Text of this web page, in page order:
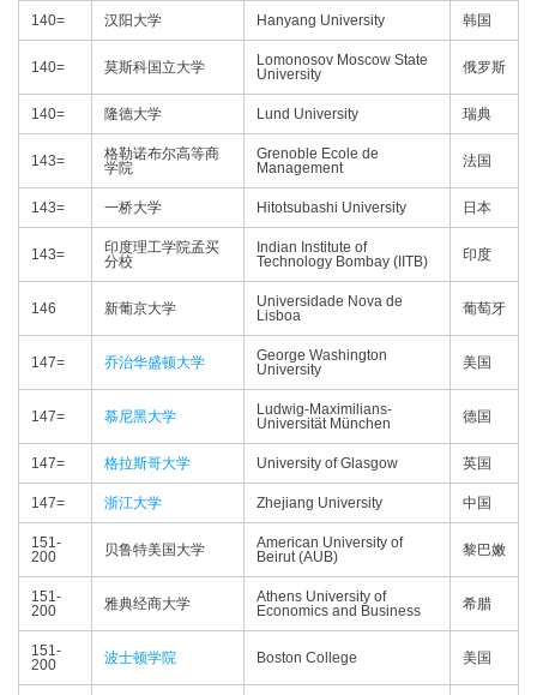
140= 汉阳大学 Hanyang University 韩国
140= 莫斯科国立大学
Lomonosov Moscow State
University
俄罗斯
140= 隆德大学 Lund University 瑞典
143=
格勒诺布尔高等商
学院
Grenoble Ecole de
Management
法国
143= 一桥大学 Hitotsubashi University 日本
143=
印度理工学院孟买
分校
Indian Institute of
Technology Bombay (IITB)
印度
146 新葡京大学
Universidade Nova de
Lisboa
葡萄牙
147= 乔治华盛顿大学
George Washington
University
美国
147= 慕尼黑大学
Ludwig-Maximilians-
Universität München
德国
147= 格拉斯哥大学 University of Glasgow 英国
147= 浙江大学 Zhejiang University 中国
151-
200
贝鲁特美国大学
American University of
Beirut (AUB)
黎巴嫩
151-
200
雅典经商大学
Athens University of
Economics and Business
希腊
151-
200
波士顿学院 Boston College 美国